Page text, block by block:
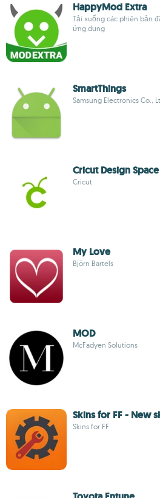
HappyMod Extra
Tải xuống các phiên bản
ứng dụng
Smart​Things
Samsung Electronics Co.,
Cricut Design Space
Cricut
My Love
Björn Bartels
MOD
McFadyen Solutions
Skins for FF - New
Skins for FF